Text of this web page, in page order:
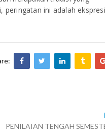
peringatan ini adalah ekspresi
PENILAIAN TENGAH